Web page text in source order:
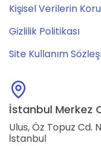
Kişisel Verilerin
Gizlilik Politikası
Site Kullanım
İstanbul Merkez
Ulus, Öz Topuz Cd.
İstanbul